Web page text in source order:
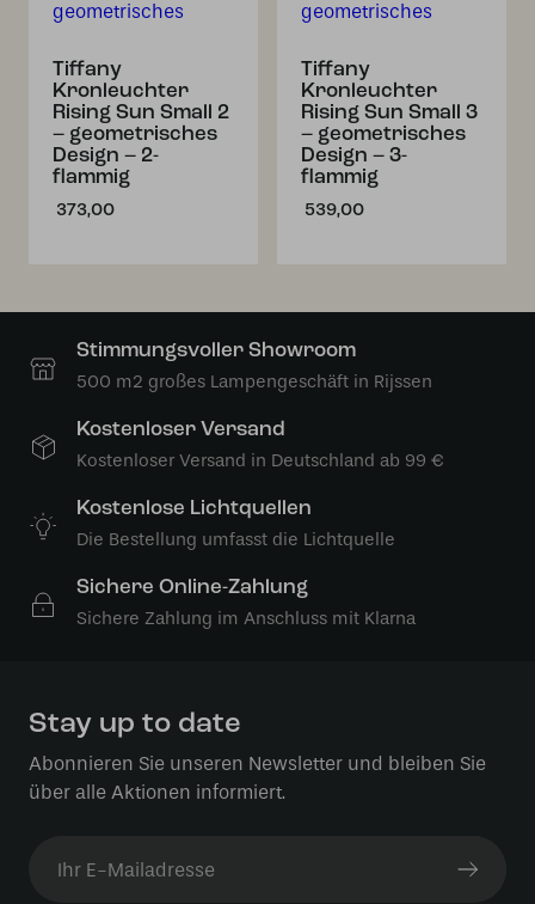
Tiffany
Kronleuchter
Rising Sun Small 2
– geometrisches
Design – 2-
flammig
373,00
Tiffany
Kronleuchter
Rising Sun Small 3
– geometrisches
Design – 3-
flammig
539,00
Stimmungsvoller Showroom
500 m2 großes Lampengeschäft in Rijssen
Kostenloser Versand
Kostenloser Versand in Deutschland ab 99 €
Kostenlose Lichtquellen
Die Bestellung umfasst die Lichtquelle
Sichere Online-Zahlung
Sichere Zahlung im Anschluss mit Klarna
Stay up to date
Abonnieren Sie unseren Newsletter und bleiben Sie
über alle Aktionen informiert.